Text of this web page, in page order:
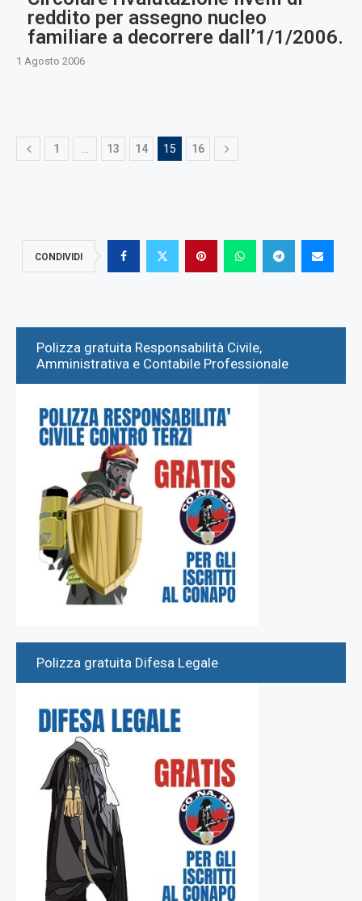
reddito per assegno nucleo
familiare a decorrere dall’1/1/2006.
1 Agosto 2006
1 13 14 15 16
CONDIVIDI
Polizza gratuita Responsabilità Civile,
Amministrativa e Contabile Professionale
Polizza gratuita Difesa Legale